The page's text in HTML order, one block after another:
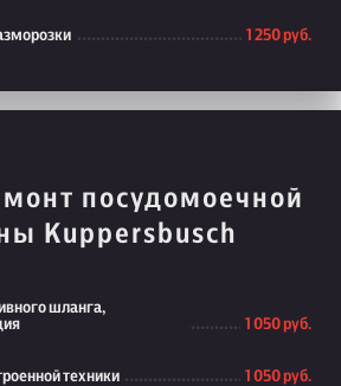
1 250 руб.
посудомоечной
Kuppersbusch
шланга,
1 050 руб.
техники 1 050 руб.